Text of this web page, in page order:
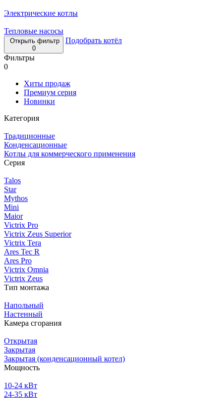
Электрические котлы
Тепловые насосы
Открыть фильтр
0
Подобрать котёл
Фильтры
0
Хиты продаж
Премиум серия
Новинки
Категория
Традиционные
Конденсационные
Котлы для коммерческого применения
Серия
Talos
Star
Mythos
Mini
Maior
Victrix Pro
Victrix Zeus Superior
Victrix Tera
Ares Tec R
Ares Pro
Victrix Omnia
Victrix Zeus
Тип монтажа
Напольный
Настенный
Камера сгорания
Открытая
Закрытая
Закрытая (конденсационный котел)
Мощность
10-24 кВт
24-35 кВт